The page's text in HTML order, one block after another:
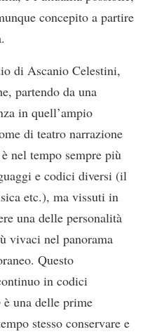
concepito a partire
di Ascanio Celestini,
partendo da una
in quell’ampio
di teatro narrazione
nel tempo sempre più
e codici diversi (il
etc.), ma vissuti in
una delle personalità
vivaci nel panorama
Questo
in codici
è una delle prime
stesso conservare e